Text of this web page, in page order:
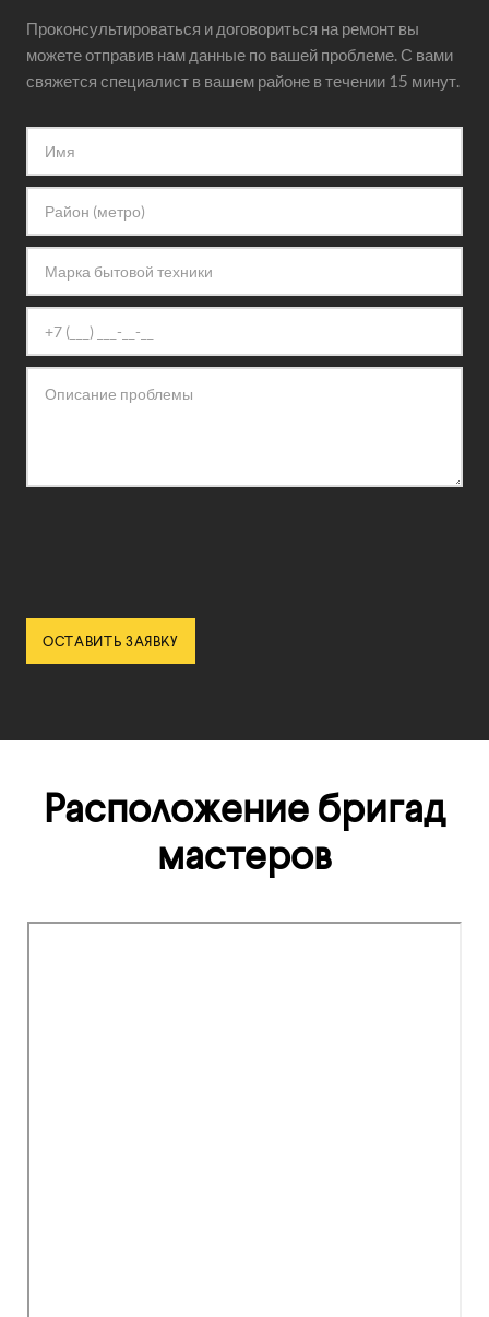
Проконсультироваться и договориться на ремонт вы
можете отправив нам данные по вашей проблеме. С вами
свяжется специалист в вашем районе в течении 15 минут.
Расположение бригад
мастеров